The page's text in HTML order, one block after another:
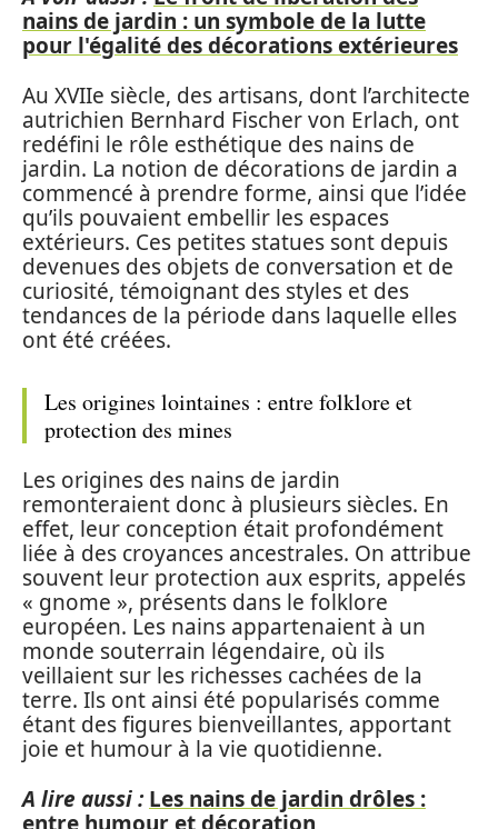
nains de jardin : un symbole de la lutte
pour l'égalité des décorations extérieures
Au XVIIe siècle, des artisans, dont l’architecte
autrichien Bernhard Fischer von Erlach, ont
redéfini le rôle esthétique des nains de
jardin. La notion de décorations de jardin a
commencé à prendre forme, ainsi que l’idée
qu’ils pouvaient embellir les espaces
extérieurs. Ces petites statues sont depuis
devenues des objets de conversation et de
curiosité, témoignant des styles et des
tendances de la période dans laquelle elles
ont été créées.
Les origines lointaines : entre folklore et
protection des mines
Les origines des nains de jardin
remonteraient donc à plusieurs siècles. En
effet, leur conception était profondément
liée à des croyances ancestrales. On attribue
souvent leur protection aux esprits, appelés
« gnome », présents dans le folklore
européen. Les nains appartenaient à un
monde souterrain légendaire, où ils
veillaient sur les richesses cachées de la
terre. Ils ont ainsi été popularisés comme
étant des figures bienveillantes, apportant
joie et humour à la vie quotidienne.
A lire aussi : Les nains de jardin drôles :
entre humour et décoration